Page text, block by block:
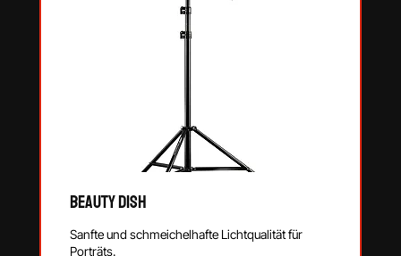
Beauty Dish
Sanfte und schmeichelhafte Lichtqualität für
Porträts.